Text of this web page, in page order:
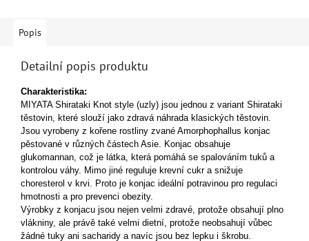
Popis
Detailní popis produktu
Charakteristika:
MIYATA Shirataki Knot style (uzly) jsou jednou z variant Shirataki
těstovin, které slouží jako zdravá náhrada klasických těstovin.
Jsou vyrobeny z kořene rostliny zvané Amorphophallus konjac
pěstované v různých částech Asie. Konjac obsahuje
glukomannan, což je látka, která pomáhá se spalováním tuků a
kontrolou váhy. Mimo jiné reguluje krevní cukr a snižuje
choresterol v krvi. Proto je konjac ideální potravinou pro regulaci
hmotnosti a pro prevenci obezity.
Výrobky z konjacu jsou nejen velmi zdravé, protože obsahují plno
vlákniny, ale právě také velmi dietní, protože neobsahují vůbec
žádné tuky ani sacharidy a navíc jsou bez lepku i škrobu.